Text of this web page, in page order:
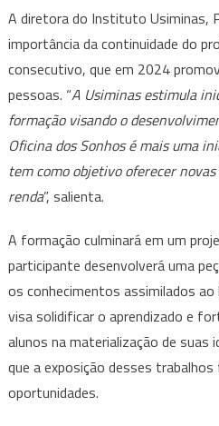
A diretora do Instituto Usiminas,
importância da continuidade do
consecutivo, que em 2024
pessoas. “A Usiminas estimula
formação visando o
Oficina dos Sonhos é mais uma
tem como objetivo oferecer
renda”, salienta.
A formação culminará em um
participante desenvolverá uma
os conhecimentos assimilados
visa solidificar o aprendizado e
alunos na materialização de suas
que a exposição desses
oportunidades.